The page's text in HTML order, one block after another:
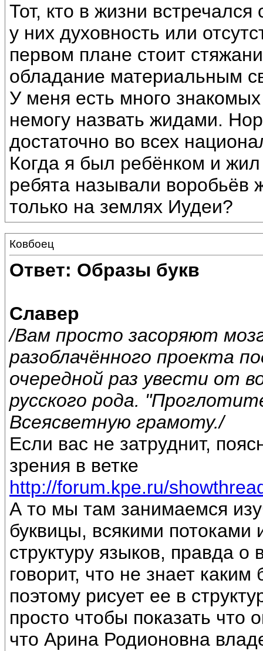
Тот, кто в жизни
у них духовность или
первом плане стоит
обладание материальным
У меня есть много
немогу назвать жидами.
достаточно во всех
Когда я был ребёнком и
ребята называли
только на землях Иудеи?
Ковбоец
Ответ: Образы букв
Славер
/Вам просто засоряют
разоблачённого проекта
очередной раз увести от
русского рода.
Всеясветную грамоту./
Если вас не затруднит,
зрения в ветке
http://forum.kpe.ru/
А то мы там занимаемся
буквицы, всякими
структуру языков, правда о
говорит, что не знает
поэтому рисует ее в
просто чтобы показать что
что Арина Родионовна